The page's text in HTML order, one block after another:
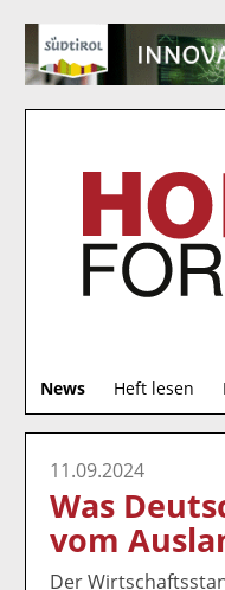
News Heft lesen
11.09.2024
Was
vom
Der